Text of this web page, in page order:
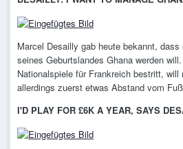
Marcel Desailly gab heute bekannt,
seines Geburtslandes Ghana werden
Nationalspiele für Frankreich bestritt, will
allerdings zuerst etwas Abstand vom
I'D PLAY FOR £6K A YEAR, SAYS